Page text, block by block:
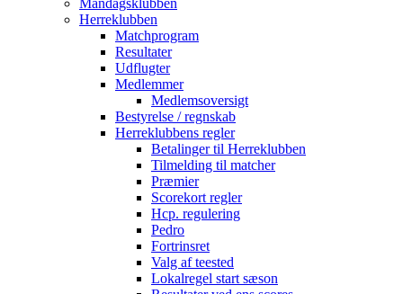
Mandagsklubben
Herreklubben
Matchprogram
Resultater
Udflugter
Medlemmer
Medlemsoversigt
Bestyrelse / regnskab
Herreklubbens regler
Betalinger til Herreklubben
Tilmelding til matcher
Præmier
Scorekort regler
Hcp. regulering
Pedro
Fortrinsret
Valg af teested
Lokalregel start sæson